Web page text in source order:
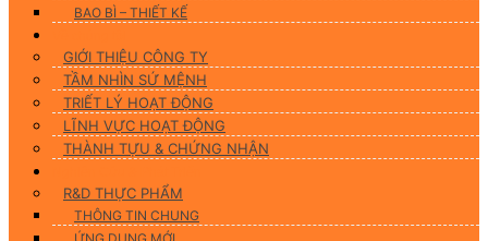
BAO BÌ – THIẾT KẾ
GIỚI THIỆU CÔNG TY
TẦM NHÌN SỨ MỆNH
TRIẾT LÝ HOẠT ĐỘNG
LĨNH VỰC HOẠT ĐỘNG
THÀNH TỰU & CHỨNG NHẬN
R&D THỰC PHẨM
THÔNG TIN CHUNG